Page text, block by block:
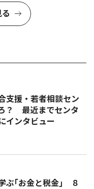
支援・若者相談セン
？ 最近までセンタ
インタビュー
ぶ｢お金と税金｣ ８